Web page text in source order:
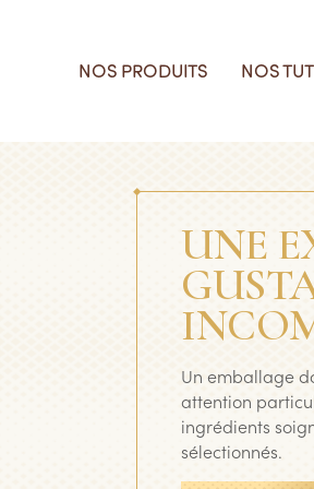
MAIN
NOS PRODUITS NOS
UNE
Un emballage
attention
ingrédients
sélectionnés.